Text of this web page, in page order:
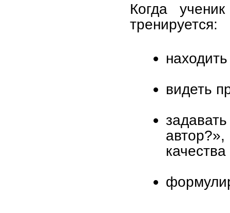
Когда
тренируется:
видеть